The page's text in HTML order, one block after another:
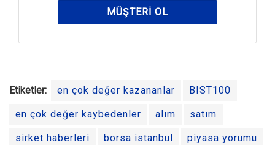
MÜŞTERI OL
Etiketler: en çok değer kazananlar BIST100
en çok değer kaybedenler alım satım
sirket haberleri borsa istanbul piyasa yorumu